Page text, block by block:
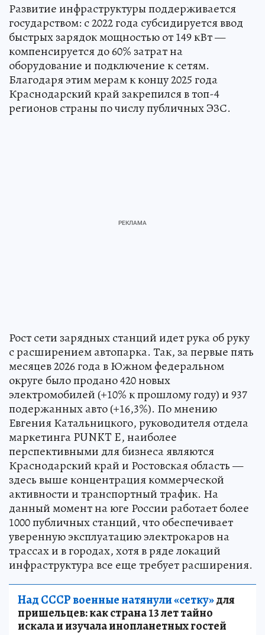
Развитие инфраструктуры поддерживается
государством: с 2022 года субсидируется ввод
быстрых зарядок мощностью от 149 кВт —
компенсируется до 60% затрат на
оборудование и подключение к сетям.
Благодаря этим мерам к концу 2025 года
Краснодарский край закрепился в топ-4
регионов страны по числу публичных ЭЗС.
Рост сети зарядных станций идет рука об руку
с расширением автопарка. Так, за первые пять
месяцев 2026 года в Южном федеральном
округе было продано 420 новых
электромобилей (+10% к прошлому году) и 937
подержанных авто (+16,3%). По мнению
Евгения Катальницкого, руководителя отдела
маркетинга PUNKT E, наиболее
перспективными для бизнеса являются
Краснодарский край и Ростовская область —
здесь выше концентрация коммерческой
активности и транспортный трафик. На
данный момент на юге России работает более
1000 публичных станций, что обеспечивает
уверенную эксплуатацию электрокаров на
трассах и в городах, хотя в ряде локаций
инфраструктура все еще требует расширения.
Над СССР военные натянули «сетку»для
пришельцев: как страна 13 лет тайно
искала и изучала инопланетных гостей